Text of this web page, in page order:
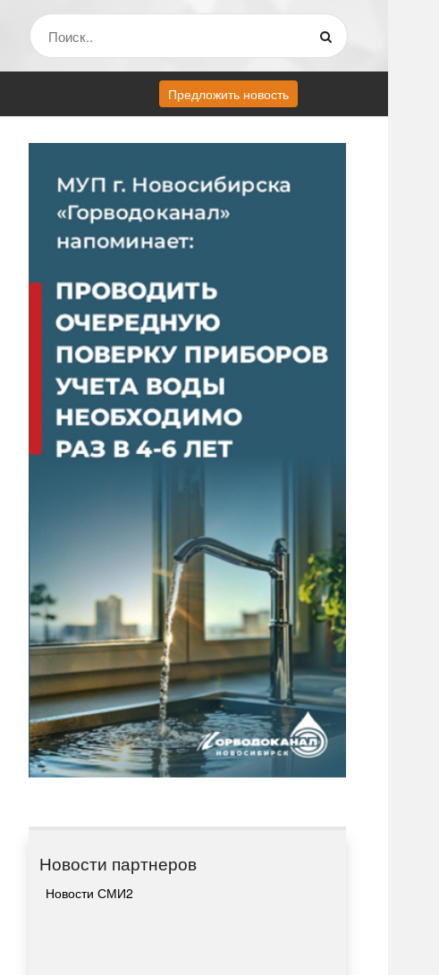
Предложить новость
Новости партнеров
Новости СМИ2